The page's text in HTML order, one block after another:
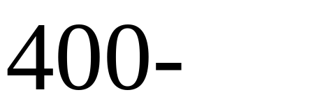
400-